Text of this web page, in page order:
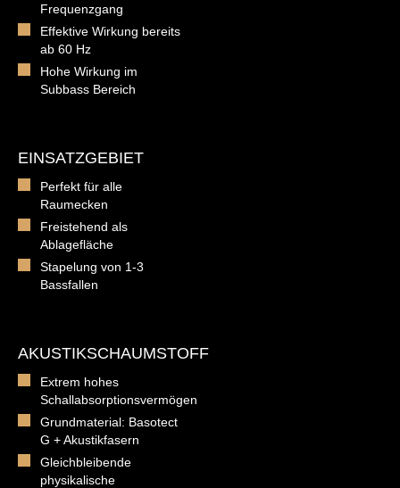
Frequenzgang
Effektive Wirkung bereits
ab 60 Hz
Hohe Wirkung im
Subbass Bereich
EINSATZGEBIET
Perfekt für alle
Raumecken
Freistehend als
Ablagefläche
Stapelung von 1-3
Bassfallen
AKUSTIKSCHAUMSTOFF
Extrem hohes
Schallabsorptionsvermögen
Grundmaterial: Basotect
G + Akustikfasern
Gleichbleibende
physikalische